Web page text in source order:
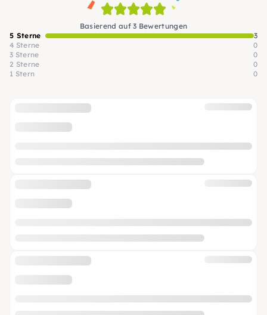
Basierend auf 3 Bewertungen
5 Sterne
3
4 Sterne
0
3 Sterne
0
2 Sterne
0
1 Stern
0